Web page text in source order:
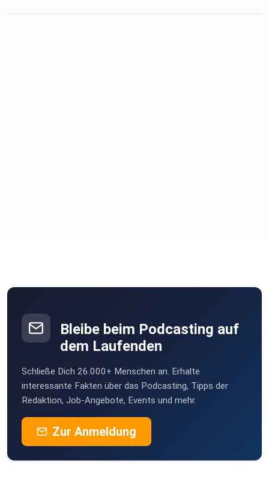
Bleibe beim Podcasting auf
dem Laufenden
Schließe Dich 26.000+ Menschen an. Erhalte
interessante Fakten über das Podcasting, Tipps der
Redaktion, Job-Angebote, Events und mehr.
Zur Anmeldung